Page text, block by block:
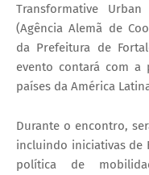
Transformative
(Agência Alemã de
da Prefeitura de
evento contará com a
países da América
Durante o encontro,
incluindo iniciativas de
política de